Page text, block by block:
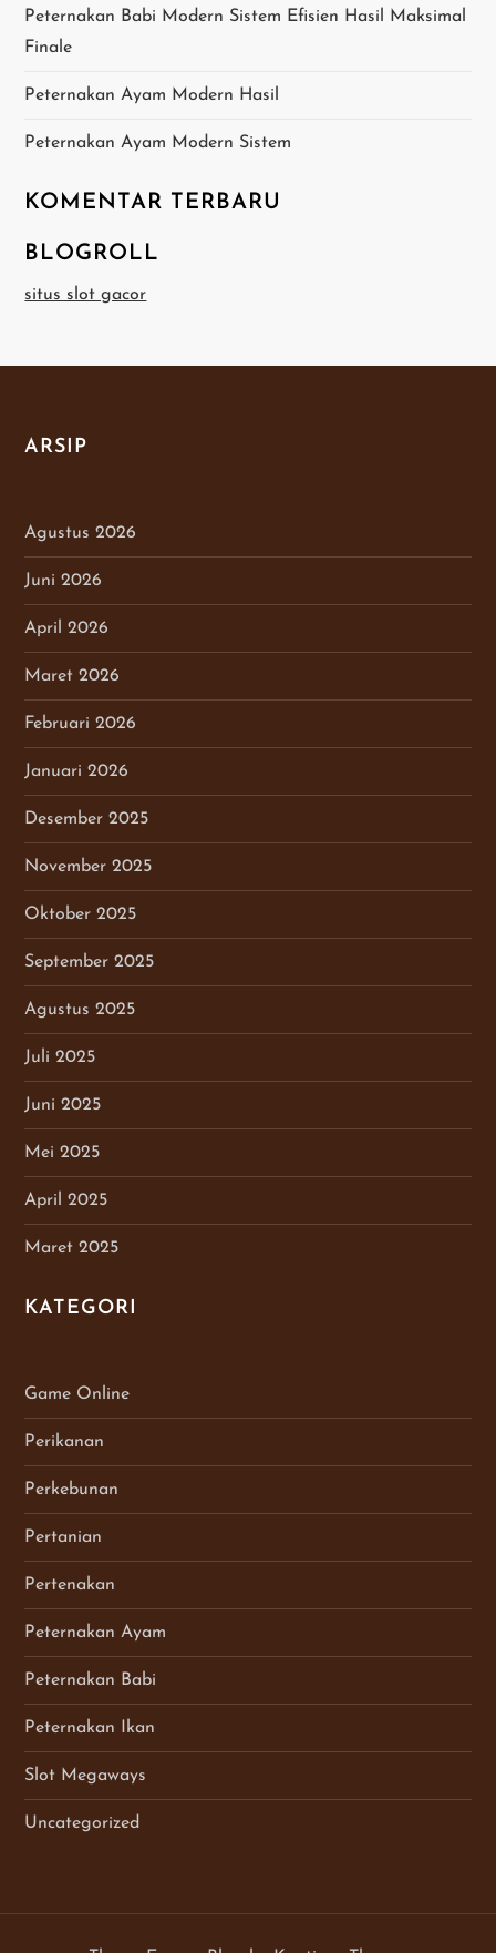
Peternakan Babi Modern Sistem Efisien Hasil Maksimal
Finale
Peternakan Ayam Modern Hasil
Peternakan Ayam Modern Sistem
KOMENTAR TERBARU
BLOGROLL
situs slot gacor
ARSIP
Agustus 2026
Juni 2026
April 2026
Maret 2026
Februari 2026
Januari 2026
Desember 2025
November 2025
Oktober 2025
September 2025
Agustus 2025
Juli 2025
Juni 2025
Mei 2025
April 2025
Maret 2025
KATEGORI
Game Online
Perikanan
Perkebunan
Pertanian
Pertenakan
Peternakan Ayam
Peternakan Babi
Peternakan Ikan
Slot Megaways
Uncategorized